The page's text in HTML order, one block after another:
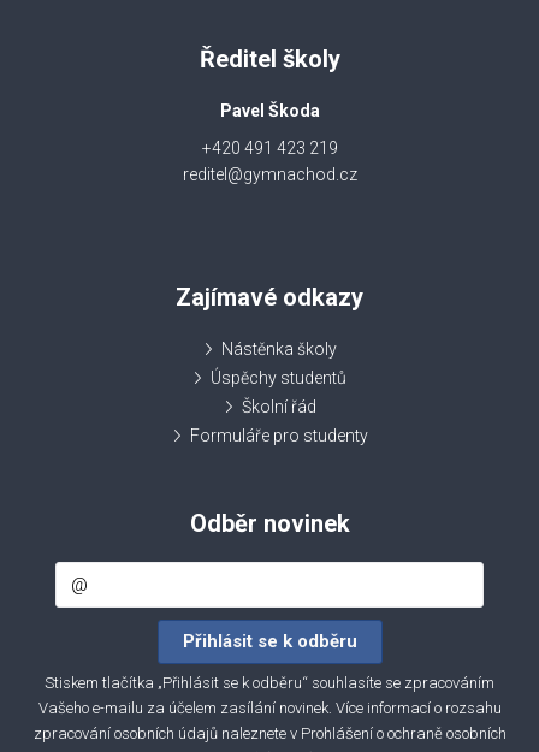
Ředitel školy
Pavel Škoda
+420 491 423 219
reditel@gymnachod.cz
Zajímavé odkazy
Nástěnka školy
Úspěchy studentů
Školní řád
Formuláře pro studenty
Odběr novinek
Stiskem tlačítka „Přihlásit se k odběru“ souhlasíte se zpracováním
Vašeho e-mailu za účelem zasílání novinek. Více informací o rozsahu
zpracování osobních údajů naleznete v Prohlášení o ochraně osobních